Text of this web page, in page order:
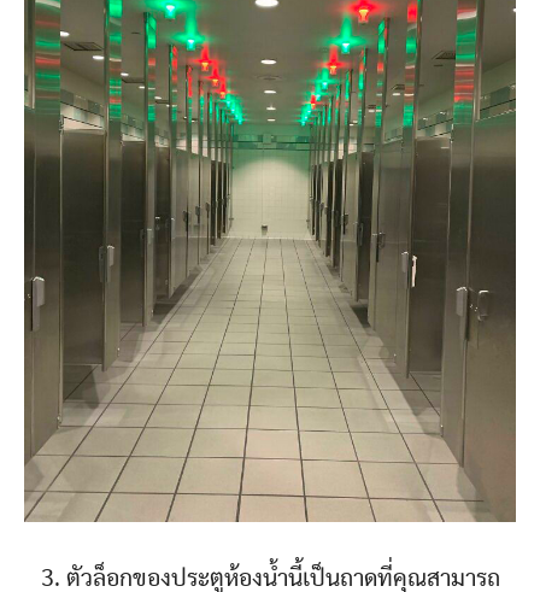
3. ตัวล็อกของประตูห้องน้ำนี้เป็นถาดที่คุณสามารถ